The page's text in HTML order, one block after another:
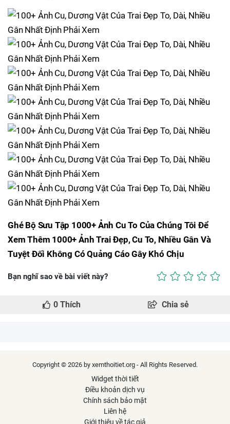
Ghé Bộ Sưu Tập 1000+ Ảnh Cu To Của Chúng Tôi Để
Xem Thêm 1000+ Ảnh Trai Đẹp, Cu To, Nhiều Gân Và
Tuyệt Đối Không Có Quảng Cáo Gây Khó Chịu
Bạn nghĩ sao về bài viết này?
0 Thích Chia sẻ
Copyright © 2026 by xemthoitiet.org - All Rights Reserved.
Widget thời tiết
Điều khoản dịch vụ
Chính sách bảo mật
Liên hệ
Giới thiệu về tác giả